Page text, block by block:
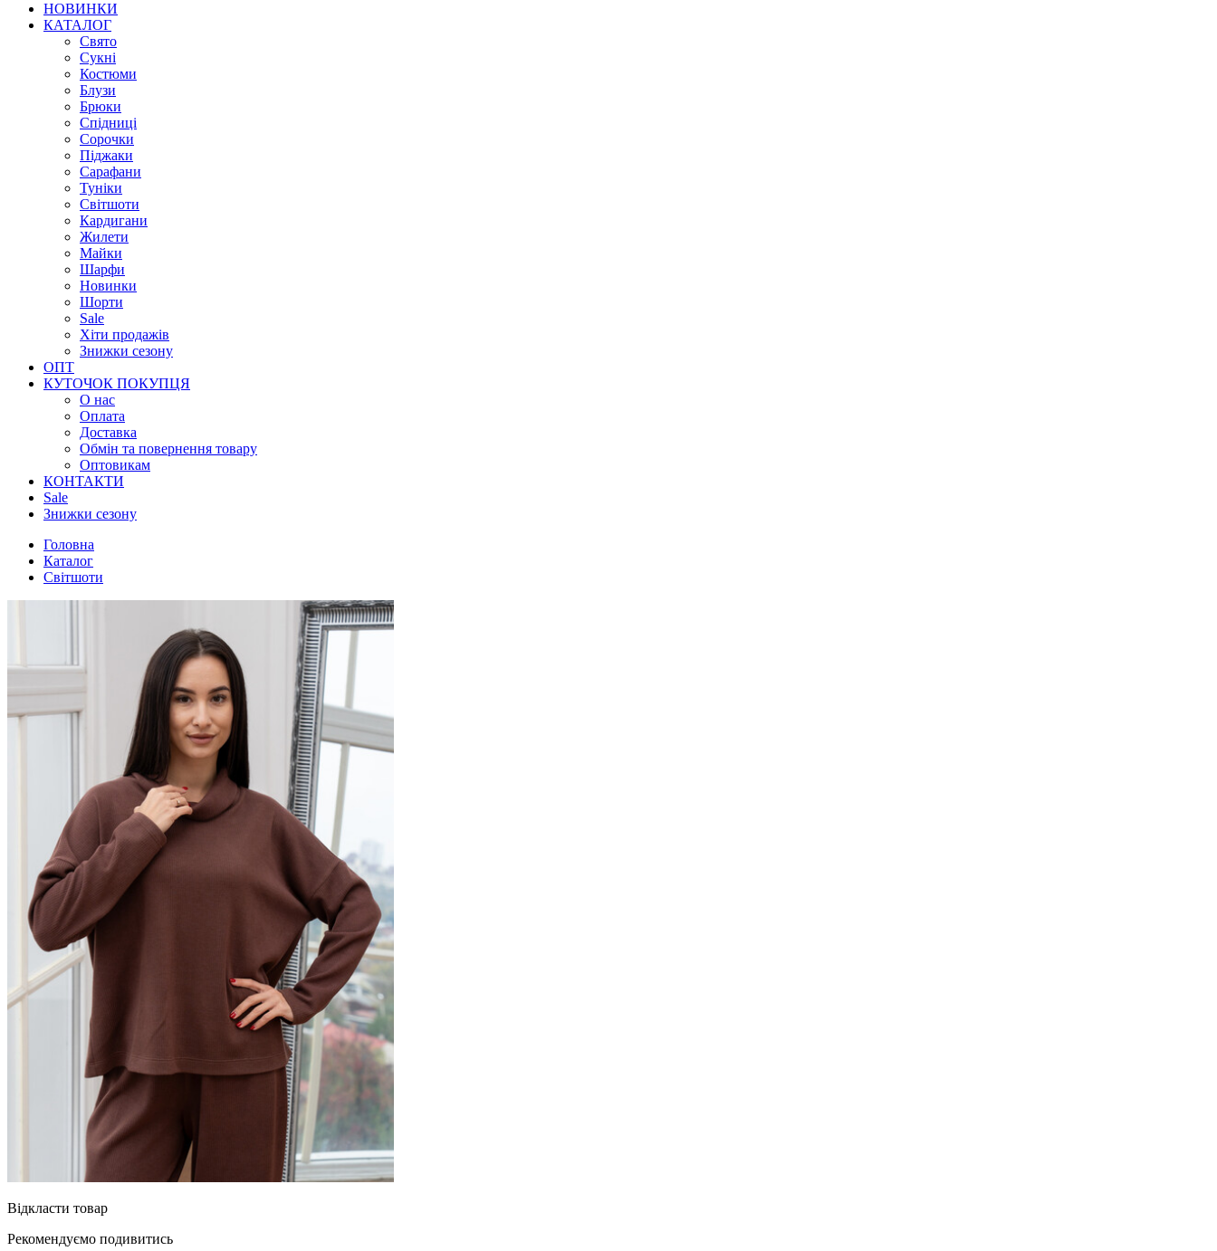
НОВИНКИ
КАТАЛОГ
Свято
Сукні
Костюми
Блузи
Брюки
Спідниці
Сорочки
Піджаки
Сарафани
Туніки
Світшоти
Кардигани
Жилети
Майки
Шарфи
Новинки
Шорти
Sale
Хіти продажів
Знижки сезону
ОПТ
КУТОЧОК ПОКУПЦЯ
О нас
Оплата
Доставка
Обмін та повернення товару
Оптовикам
КОНТАКТИ
Sale
Знижки сезону
Головна
Каталог
Світшоти
Відкласти товар
Рекомендуємо подивитись